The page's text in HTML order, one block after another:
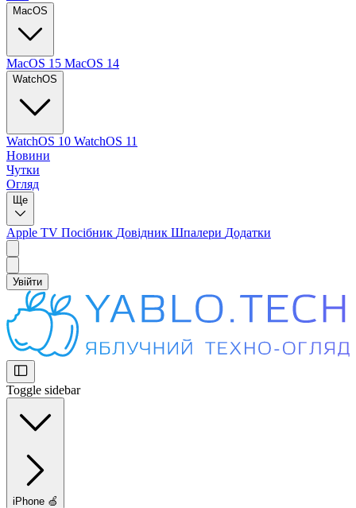
MacOS
MacOS 15 MacOS 14
WatchOS
WatchOS 10 WatchOS 11
Новини
Чутки
Огляд
Ще
Apple TV Посібник Довідник Шпалери Додатки
Увійти
Toggle sidebar
iPhone 🍏